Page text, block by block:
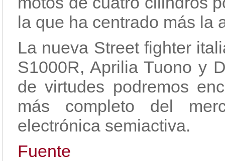
la que ha centrado más la
La nueva Street fighter
S1000R, Aprilia Tuono y
de virtudes podremos
más completo del
electrónica semiactiva.
Fuente